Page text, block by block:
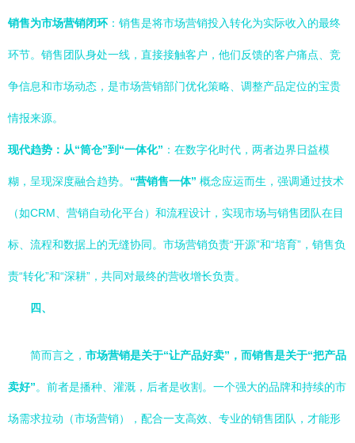
销售为市场营销闭环：销售是将市场营销投入转化为实际收入的最终
环节。销售团队身处一线，直接接触客户，他们反馈的客户痛点、竞
争信息和市场动态，是市场营销部门优化策略、调整产品定位的宝贵
情报来源。
现代趋势：从“筒仓”到“一体化” ：在数字化时代，两者边界日益模
糊，呈现深度融合趋势。 “营销售一体” 概念应运而生，强调通过技术
（如CRM、营销自动化平台）和流程设计，实现市场与销售团队在目
标、流程和数据上的无缝协同。市场营销负责“开源”和“培育”，销售负
责“转化”和“深耕”，共同对最终的营收增长负责。
四、
简而言之， 市场营销是关于“让产品好卖”，而销售是关于“把产品
卖好”。前者是播种、灌溉，后者是收割。一个强大的品牌和持续的市
场需求拉动（市场营销），配合一支高效、专业的销售团队，才能形